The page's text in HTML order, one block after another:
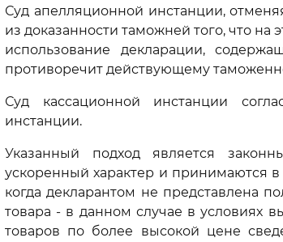
Суд апелляционной инстанции,
из доказанности таможней того, что
использование декларации,
противоречит действующему
Суд кассационной инстанции
инстанции.
Указанный подход является
ускоренный характер и принимаются в
когда декларантом не представлена
товара - в данном случае в условиях
товаров по более высокой цене